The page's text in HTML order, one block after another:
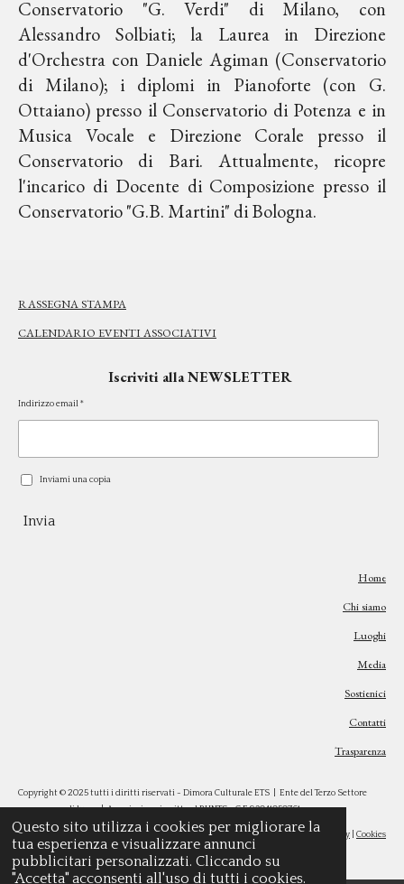
Questo sito utilizza i cookies per migliorare la
tua esperienza e visualizzare annunci
pubblicitari personalizzati. Cliccando su
"Accetta" acconsenti all'uso di tutti i cookies.
Conservatorio "G. Verdi" di Milano, con
Alessandro Solbiati; la Laurea in Direzione
d'Orchestra con Daniele Agiman (Conservatorio
di Milano); i diplomi in Pianoforte (con G.
Ottaiano) presso il Conservatorio di Potenza e in
Musica Vocale e Direzione Corale presso il
Conservatorio di Bari. Attualmente, ricopre
l'incarico di Docente di Composizione presso il
Conservatorio "G.B. Martini" di Bologna.
RASSEGNA STAMPA
CALENDARIO EVENTI ASSOCIATIVI
Iscriviti alla NEWSLETTER
Indirizzo email *
Inviami una copia
Invia
Home
Chi siamo
Luoghi
Media
Sostienici
Contatti
Trasparenza
Copyright © 2025 tutti i diritti riservati - Dimora Culturale ETS | Ente del Terzo Settore
senza scopo di lucro | Associazione iscritta al RUNTS - C.F.93041050761
Privacy Cookies